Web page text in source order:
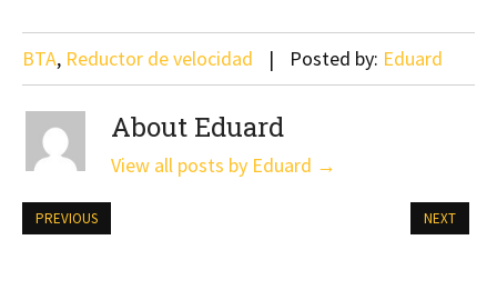
BTA, Reductor de velocidad Posted by: Eduard
About Eduard
View all posts by Eduard →
PREVIOUS NEXT